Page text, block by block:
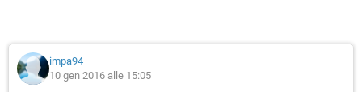
impa94
10 gen 2016 alle 15:05